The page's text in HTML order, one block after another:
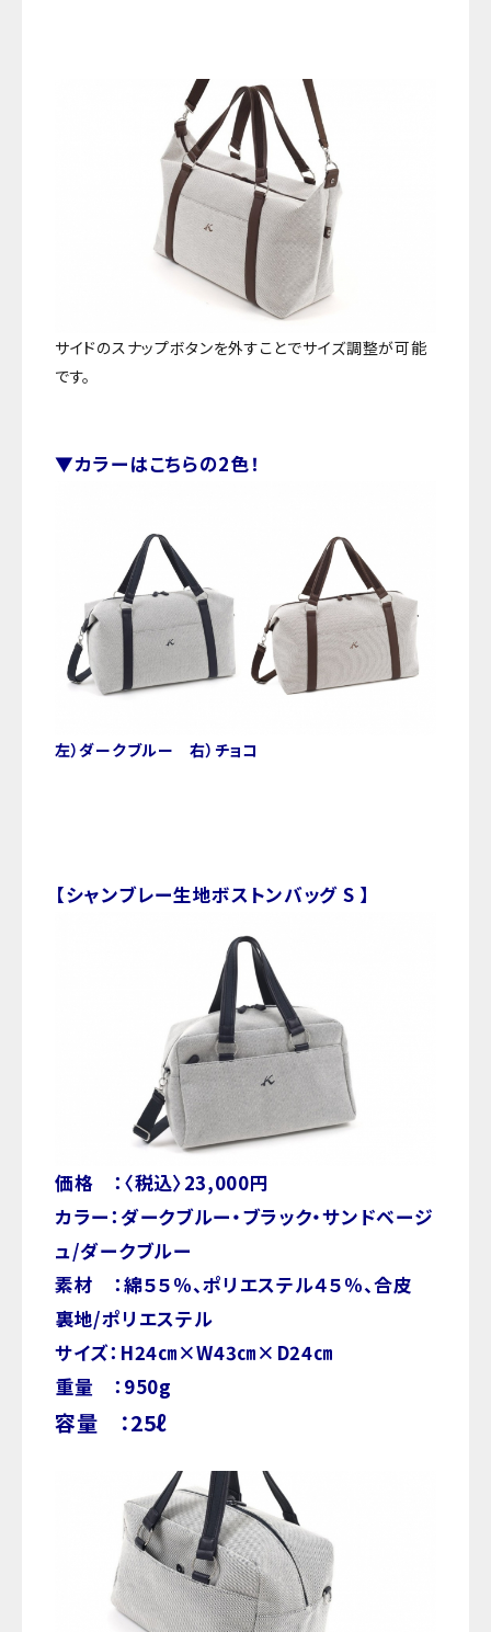
サイドのスナップボタンを外すことでサイズ調整が可能
です。
▼カラーはこちらの2色！
左）ダークブルー 右）チョコ
【シャンブレー生地ボストンバッグ S 】
価格 ：〈税込〉23,000円
カラー：ダークブルー・ブラック・サンドベージ
ュ/ダークブルー
素材 ：綿５５％、ポリエステル４５％、合皮
裏地/ポリエステル
サイズ：H24㎝×W43㎝×D24㎝
重量 ：950g
容量 ：25ℓ